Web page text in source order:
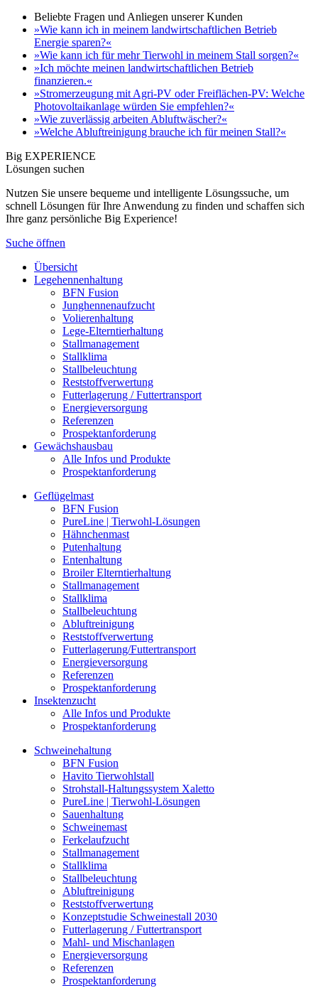
Beliebte Fragen und Anliegen unserer Kunden
»Wie kann ich in meinem landwirtschaftlichen Betrieb
Energie sparen?«
»Wie kann ich für mehr Tierwohl in meinem Stall sorgen?«
»Ich möchte meinen landwirtschaftlichen Betrieb
finanzieren.«
»Stromerzeugung mit Agri-PV oder Freiflächen-PV: Welche
Photovoltaikanlage würden Sie empfehlen?«
»Wie zuverlässig arbeiten Abluftwäscher?«
»Welche Abluftreinigung brauche ich für meinen Stall?«
Big EXPERIENCE
Lösungen suchen
Nutzen Sie unsere bequeme und intelligente Lösungssuche, um
schnell Lösungen für Ihre Anwendung zu finden und schaffen sich
Ihre ganz persönliche Big Experience!
Suche öffnen
Übersicht
Legehennenhaltung
BFN Fusion
Junghennenaufzucht
Volierenhaltung
Lege-Elterntierhaltung
Stallmanagement
Stallklima
Stallbeleuchtung
Reststoffverwertung
Futterlagerung / Futtertransport
Energieversorgung
Referenzen
Prospektanforderung
Gewächshausbau
Alle Infos und Produkte
Prospektanforderung
Geflügelmast
BFN Fusion
PureLine | Tierwohl-Lösungen
Hähnchenmast
Putenhaltung
Entenhaltung
Broiler Elterntierhaltung
Stallmanagement
Stallklima
Stallbeleuchtung
Abluftreinigung
Reststoffverwertung
Futterlagerung/Futtertransport
Energieversorgung
Referenzen
Prospektanforderung
Insektenzucht
Alle Infos und Produkte
Prospektanforderung
Schweinehaltung
BFN Fusion
Havito Tierwohlstall
Strohstall-Haltungssystem Xaletto
PureLine | Tierwohl-Lösungen
Sauenhaltung
Schweinemast
Ferkelaufzucht
Stallmanagement
Stallklima
Stallbeleuchtung
Abluftreinigung
Reststoffverwertung
Konzeptstudie Schweinestall 2030
Futterlagerung / Futtertransport
Mahl- und Mischanlagen
Energieversorgung
Referenzen
Prospektanforderung